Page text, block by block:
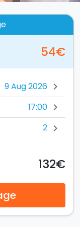
54€
chevron_right
17:00 chevron_right
2 chevron_right
132€